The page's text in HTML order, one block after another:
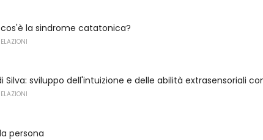
la sindrome catatonica?
Silva: sviluppo dell'intuizione e delle abilità extrasensoriali
persona